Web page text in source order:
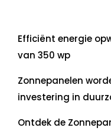
Efficiënt energie
van 350 wp
Zonnepanelen
investering in
Ontdek de